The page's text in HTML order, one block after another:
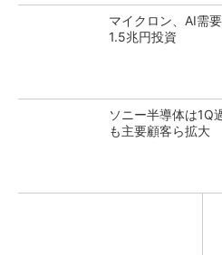
マイクロン、AI需
1.5兆円投資
ソニー半導体は1Q
も主要顧客ら拡大